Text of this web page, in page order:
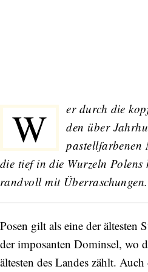
W
er durch die
den über
pastellfarbenen
die tief in die Wurzeln
randvoll mit Überraschungen.
Posen gilt als eine der ältesten
der imposanten Dominsel, wo
ältesten des Landes zählt.